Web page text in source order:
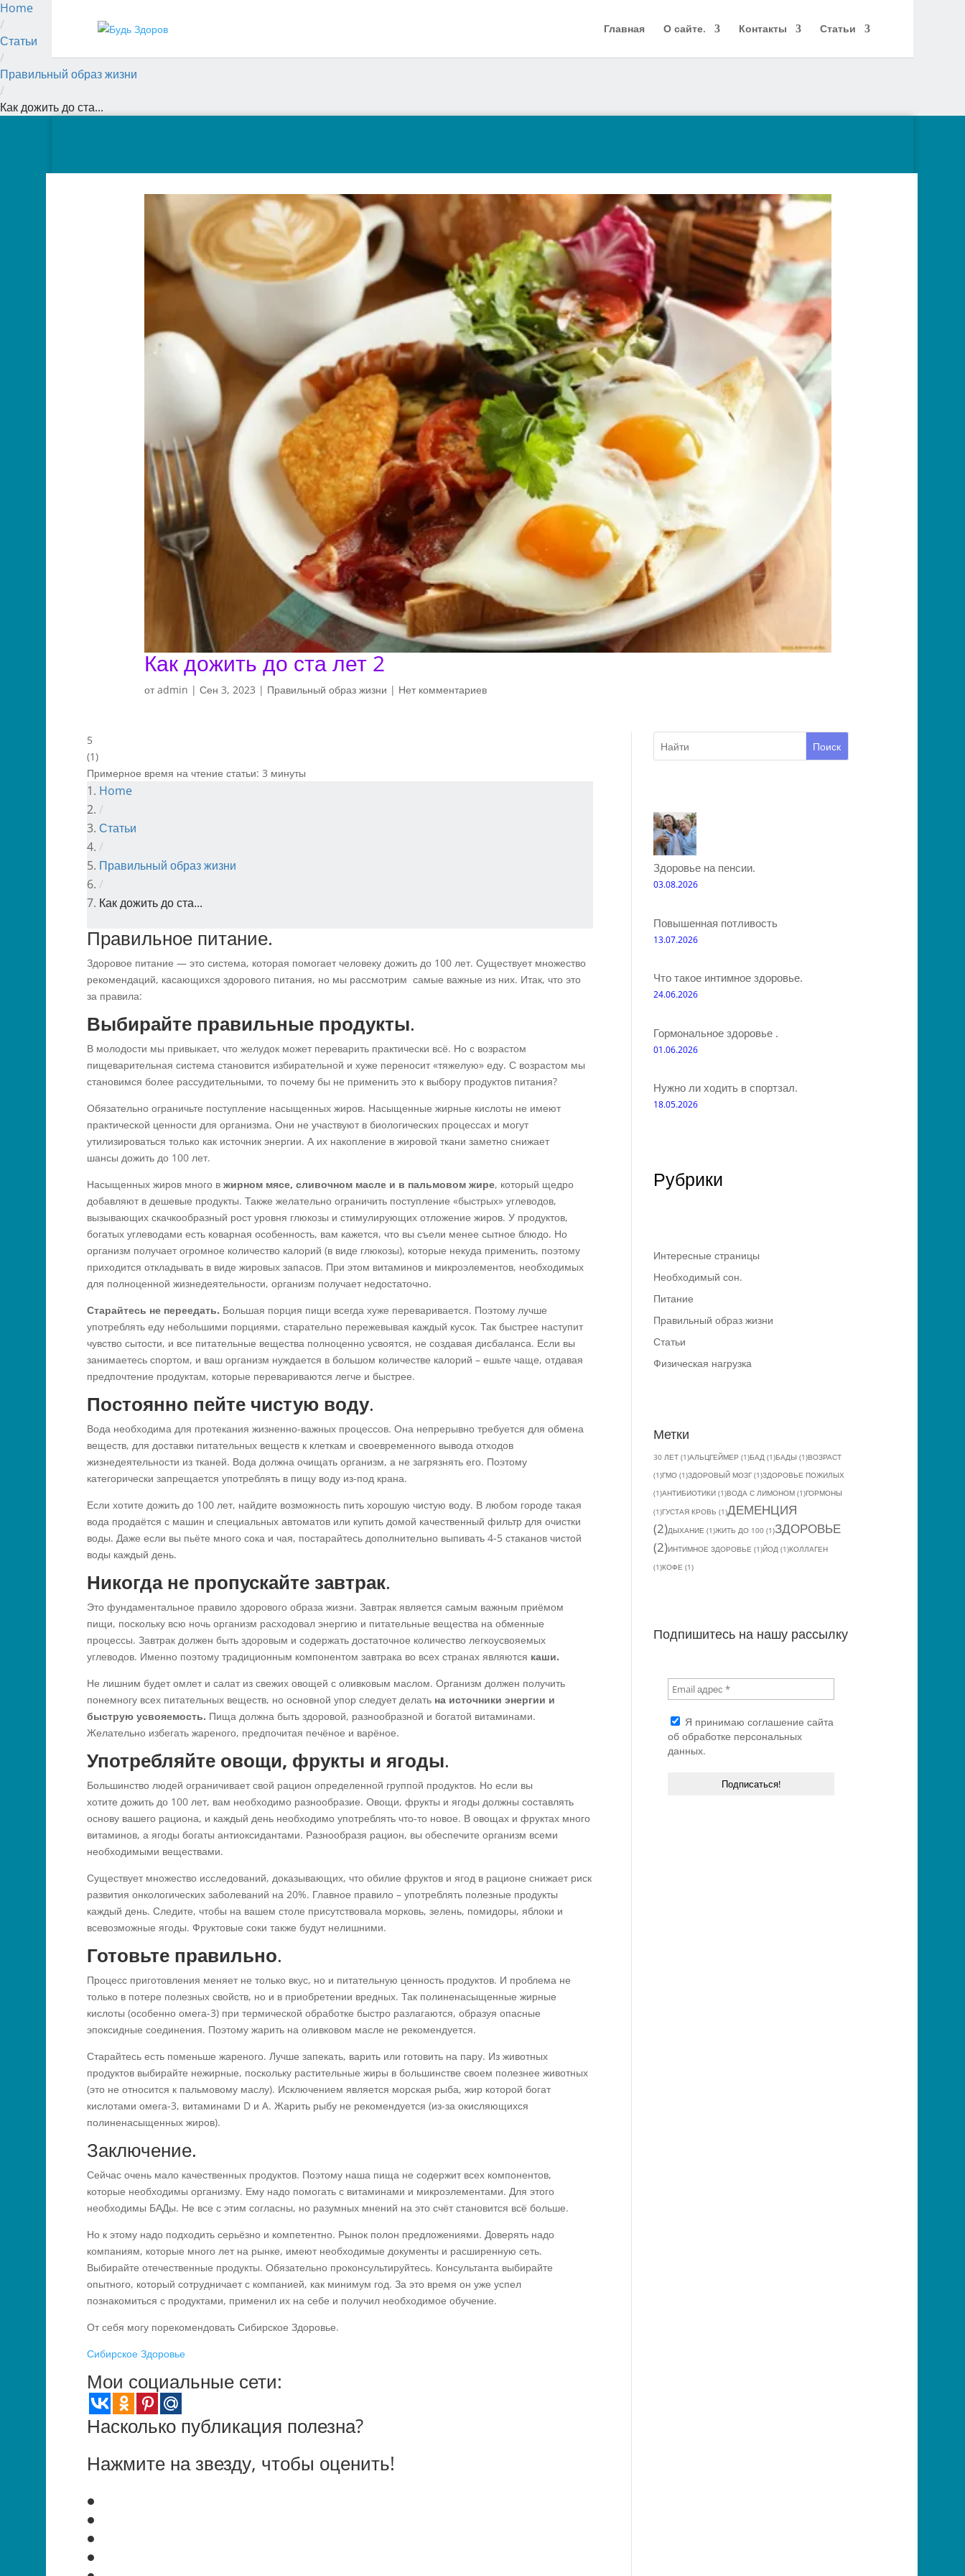
Home
/
Статьи
/
Правильный образ жизни
/
Как дожить до ста...
Главная О сайте. Контакты Статьи
Как дожить до ста лет 2
отadmin | Сен 3, 2023 | Правильный образ жизни | Нет комментариев
5
(1)
Примерное время на чтение статьи: 3 минуты
Home
/
Статьи
/
Правильный образ жизни
/
Как дожить до ста...
Правильное питание.
Здоровое питание — это система, которая помогает человеку дожить до 100 лет. Существует множество
рекомендаций, касающихся здорового питания, но мы рассмотрим самые важные из них. Итак, что это
за правила:
Выбирайте правильные продукты.
В молодости мы привыкает, что желудок может переварить практически всё. Но с возрастом
пищеварительная система становится избирательной и хуже переносит «тяжелую» еду. С возрастом мы
становимся более рассудительными, то почему бы не применить это к выбору продуктов питания?
Обязательно ограничьте поступление насыщенных жиров. Насыщенные жирные кислоты не имеют
практической ценности для организма. Они не участвуют в биологических процессах и могут
утилизироваться только как источник энергии. А их накопление в жировой ткани заметно снижает
шансы дожить до 100 лет.
Насыщенных жиров много в жирном мясе, сливочном масле и в пальмовом жире, который щедро
добавляют в дешевые продукты. Также желательно ограничить поступление «быстрых» углеводов,
вызывающих скачкообразный рост уровня глюкозы и стимулирующих отложение жиров. У продуктов,
богатых углеводами есть коварная особенность, вам кажется, что вы съели менее сытное блюдо. Но
организм получает огромное количество калорий (в виде глюкозы), которые некуда применить, поэтому
приходится откладывать в виде жировых запасов. При этом витаминов и микроэлементов, необходимых
для полноценной жизнедеятельности, организм получает недостаточно.
Старайтесь не переедать. Большая порция пищи всегда хуже переваривается. Поэтому лучше
употреблять еду небольшими порциями, старательно пережевывая каждый кусок. Так быстрее наступит
чувство сытости, и все питательные вещества полноценно усвоятся, не создавая дисбаланса. Если вы
занимаетесь спортом, и ваш организм нуждается в большом количестве калорий – ешьте чаще, отдавая
предпочтение продуктам, которые перевариваются легче и быстрее.
Постоянно пейте чистую воду.
Вода необходима для протекания жизненно-важных процессов. Она непрерывно требуется для обмена
веществ, для доставки питательных веществ к клеткам и своевременного вывода отходов
жизнедеятельности из тканей. Вода должна очищать организм, а не загрязнять его. Поэтому
категорически запрещается употреблять в пищу воду из-под крана.
Если хотите дожить до 100 лет, найдите возможность пить хорошую чистую воду. В любом городе такая
вода продаётся с машин и специальных автоматов или купить домой качественный фильтр для очистки
воды. Даже если вы пьёте много сока и чая, постарайтесь дополнительно выпивать 4-5 стаканов чистой
воды каждый день.
Никогда не пропускайте завтрак.
Это фундаментальное правило здорового образа жизни. Завтрак является самым важным приёмом
пищи, поскольку всю ночь организм расходовал энергию и питательные вещества на обменные
процессы. Завтрак должен быть здоровым и содержать достаточное количество легкоусвояемых
углеводов. Именно поэтому традиционным компонентом завтрака во всех странах являются каши.
Не лишним будет омлет и салат из свежих овощей с оливковым маслом. Организм должен получить
понемногу всех питательных веществ, но основной упор следует делать на источники энергии и
быструю усвояемость. Пища должна быть здоровой, разнообразной и богатой витаминами.
Желательно избегать жареного, предпочитая печёное и варёное.
Употребляйте овощи, фрукты и ягоды.
Большинство людей ограничивает свой рацион определенной группой продуктов. Но если вы
хотите дожить до 100 лет, вам необходимо разнообразие. Овощи, фрукты и ягоды должны составлять
основу вашего рациона, и каждый день необходимо употреблять что-то новое. В овощах и фруктах много
витаминов, а ягоды богаты антиоксидантами. Разнообразя рацион, вы обеспечите организм всеми
необходимыми веществами.
Существует множество исследований, доказывающих, что обилие фруктов и ягод в рационе снижает риск
развития онкологических заболеваний на 20%. Главное правило – употреблять полезные продукты
каждый день. Следите, чтобы на вашем столе присутствовала морковь, зелень, помидоры, яблоки и
всевозможные ягоды. Фруктовые соки также будут нелишними.
Готовьте правильно.
Процесс приготовления меняет не только вкус, но и питательную ценность продуктов. И проблема не
только в потере полезных свойств, но и в приобретении вредных. Так полиненасыщенные жирные
кислоты (особенно омега-3) при термической обработке быстро разлагаются, образуя опасные
эпоксидные соединения. Поэтому жарить на оливковом масле не рекомендуется.
Старайтесь есть поменьше жареного. Лучше запекать, варить или готовить на пару. Из животных
продуктов выбирайте нежирные, поскольку растительные жиры в большинстве своем полезнее животных
(это не относится к пальмовому маслу). Исключением является морская рыба, жир которой богат
кислотами омега-3, витаминами D и A. Жарить рыбу не рекомендуется (из-за окисляющихся
полиненасыщенных жиров).
Заключение.
Сейчас очень мало качественных продуктов. Поэтому наша пища не содержит всех компонентов,
которые необходимы организму. Ему надо помогать с витаминами и микроэлементами. Для этого
необходимы БАДы. Не все с этим согласны, но разумных мнений на это счёт становится всё больше.
Но к этому надо подходить серьёзно и компетентно. Рынок полон предложениями. Доверять надо
компаниям, которые много лет на рынке, имеют необходимые документы и расширенную сеть.
Выбирайте отечественные продукты. Обязательно проконсультируйтесь. Консультанта выбирайте
опытного, который сотрудничает с компанией, как минимум год. За это время он уже успел
познакомиться с продуктами, применил их на себе и получил необходимое обучение.
От себя могу порекомендовать Сибирское Здоровье.
Сибирское Здоровье
Мои социальные сети:
Насколько публикация полезна?
Нажмите на звезду, чтобы оценить!
Поиск
Здоровье на пенсии.
03.08.2026
Повышенная потливость
13.07.2026
Что такое интимное здоровье.
24.06.2026
Гормональное здоровье .
01.06.2026
Нужно ли ходить в спортзал.
18.05.2026
Рубрики
Интересные страницы
Необходимый сон.
Питание
Правильный образ жизни
Статьи
Физическая нагрузка
Метки
30 ЛЕТ(1)АЛЬЦГЕЙМЕР (1)БАД(1)БАДЫ (1)ВОЗРАСТ
(1)ГМО(1)ЗДОРОВЫЙ МОЗГ(1)ЗДОРОВЬЕ ПОЖИЛЫХ
(1)АНТИБИОТИКИ(1)ВОДА С ЛИМОНОМ(1)ГОРМОНЫ
(1)ГУСТАЯ КРОВЬ (1)ДЕМЕНЦИЯ
(2)ДЫХАНИЕ(1)ЖИТЬ ДО 100(1)ЗДОРОВЬЕ
(2)ИНТИМНОЕ ЗДОРОВЬЕ(1)ЙОД(1)КОЛЛАГЕН
(1)КОФЕ(1)
Подпишитесь на нашу рассылку
Я принимаю соглашение сайта
об обработке персональных
данных.